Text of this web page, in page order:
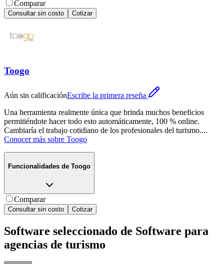
Comparar
Consultar sin costo Cotizar
Toogo
Aún sin calificaciónEscribe la primera reseña
Una herramienta realmente única que brinda muchos beneficios
permitiéndote hacer todo esto automáticamente, 100 % online.
Cambiaría el trabajo cotidiano de los profesionales del turismo....
Conocer más sobre Toogo
Funcionalidades de Toogo
Comparar
Consultar sin costo Cotizar
Software seleccionado de Software para
agencias de turismo